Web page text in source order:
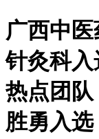
广西中
针灸科
热点团
胜勇入